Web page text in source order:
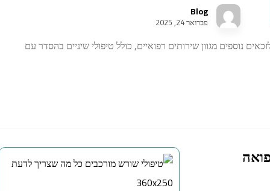
Blog
פברואר 24, 2025
נוספים מגוון שירותים רפואיים, כולל טיפולי שיניים בהסדר עם